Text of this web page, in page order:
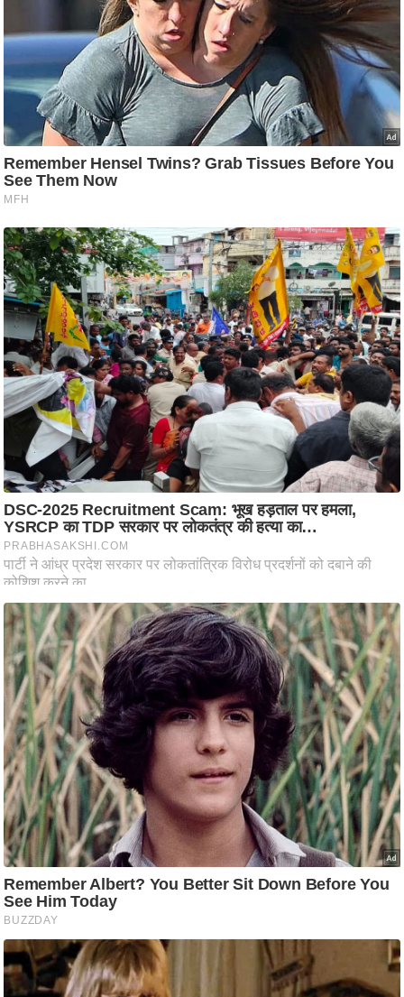
फै
श
न
रे
लू
नु
स्खे
प
र्य
ट
न
स्थ
ल
फि
ट
स
मं
त्रा
रि
ले
श
शि
प
रा
ज
नी
ति
वि
श्ले
ष
ण
स
म
सा
म
यि
क